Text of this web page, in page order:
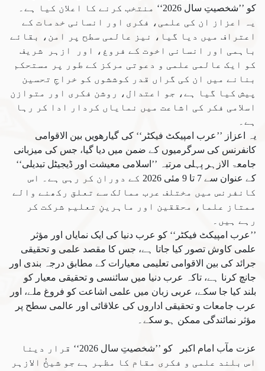
کو ’’شخصیتِ سال 2026‘‘ منتخب کرنے کا اعلان کیا ہے۔
یہ اعزاز ان کی علمی، فکری اور انسانی خدمات کے
اعتراف میں دیا گیا، نیز عالمی سطح پر امن، بقائے
باہمی اور انسانی اخوت کے فروغ، اور ازہر شریف
کو ایک عالمی علمی و دعوتی مرکز کے طور پر مستحکم
بنانے میں ان کی گراں قدر کوششوں کو خراجِ تحسین
پیش کیا گیا ہے، جو اعتدال، روشن فکری اور متوازن
اسلامی فکر کی اشاعت میں نمایاں کردار ادا کر رہا
ہے۔
یہ اعزاز ’’عرب امپیکٹ فیکٹر‘‘ کی گیارھویں بین الاقوامی
کانفرنس کی سرگرمیوں کے ضمن میں دیا گیا، جس کی میزبانی
جامعۃ الازہر پہلی مرتبہ ’’اسلامی معیشت اور ڈیجیٹل تبدیلی‘‘
کے عنوان سے 7 تا 9 مئی 2026 کے دوران کر رہی ہے۔ اس
کانفرنس میں مختلف عرب ممالک سے تعلق رکھنے والے
ممتاز علما، محققین اور ماہرینِ تعلیم شرکت کر
رہے ہیں۔
’’عرب امپیکٹ فیکٹر‘‘ کو عرب دنیا کی ایک نمایاں اور مؤثر
علمی کاوش تصور کیا جاتا ہے، جس کا مقصد علمی و تحقیقی
جرائد کی بین الاقوامی تعلیمی معیارات کے مطابق درجہ بندی اور
جانچ کرنا ہے، تاکہ عرب دنیا میں سائنسی و تحقیقی معیار کو
بلند کیا جا سکے، عربی زبان میں علمی اشاعت کو فروغ ملے، اور
عرب جامعات و تحقیقی اداروں کی علاقائی اور عالمی سطح پر
مؤثر نمائندگی ممکن ہو سکے۔
عزت مآب امام اکبر کو ’’شخصیتِ سال 2026‘‘ قرار دینا
اس بلند علمی و فکری مقام کا مظہر ہے جو شیخُ الازہر